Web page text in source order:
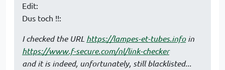
Edit:
Dus toch !!:
I checked the URL https://lampes-et-tubes.infoin
https://www.f-secure.com/nl/link-checker
and it is indeed, unfortunately, still blacklisted...